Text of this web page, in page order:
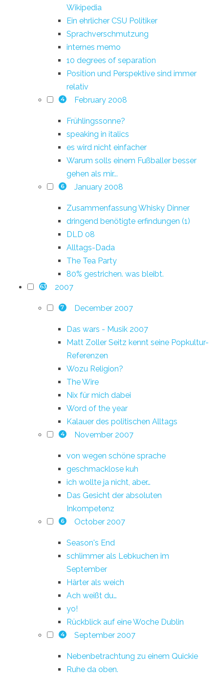
Wikipedia
Ein ehrlicher CSU Politiker
Sprachverschmutzung
internes memo
10 degrees of separation
Position und Perspektive sind immer
relativ
4 February 2008
Frühlingssonne?
speaking in italics
es wird nicht einfacher
Warum solls einem Fußballer besser
gehen als mir...
6 January 2008
Zusammenfassung Whisky Dinner
dringend benötigte erfindungen (1)
DLD 08
Alltags-Dada
The Tea Party
80% gestrichen. was bleibt.
63 2007
7 December 2007
Das wars - Musik 2007
Matt Zoller Seitz kennt seine Popkultur-
Referenzen
Wozu Religion?
The Wire
Nix für mich dabei
Word of the year
Kalauer des politischen Alltags
4 November 2007
von wegen schöne sprache
geschmacklose kuh
ich wollte ja nicht, aber…
Das Gesicht der absoluten
Inkompetenz
6 October 2007
Season's End
schlimmer als Lebkuchen im
September
Härter als weich
Ach weißt du…
yo!
Rückblick auf eine Woche Dublin
4 September 2007
Nebenbetrachtung zu einem Quickie
Ruhe da oben.